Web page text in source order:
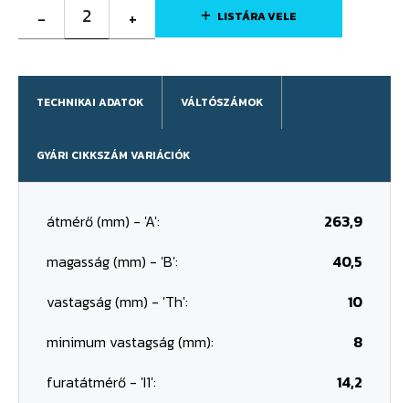
- 2 + LISTÁRA VELE
TECHNIKAI ADATOK VÁLTÓSZÁMOK
GYÁRI CIKKSZÁM VARIÁCIÓK
átmérő (mm) - 'A':
263,9
magasság (mm) - 'B':
40,5
vastagság (mm) - 'Th':
10
minimum vastagság (mm):
8
furatátmérő - 'I1':
14,2